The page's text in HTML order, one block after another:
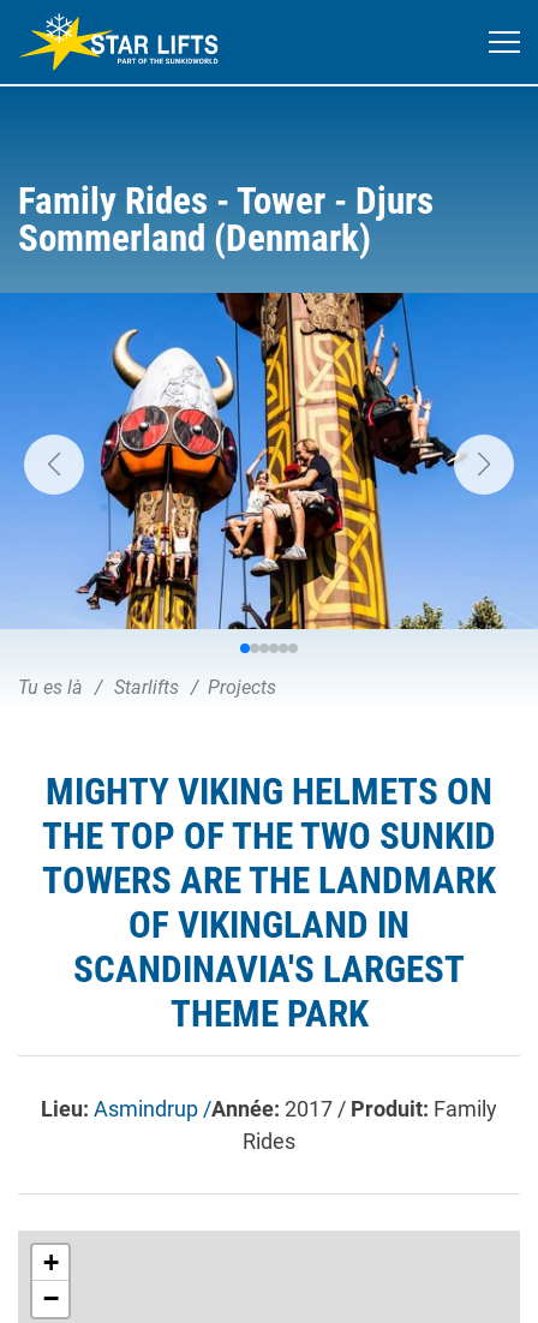
Family Rides - Tower - Djurs
Sommerland (Denmark)
Tu es là Starlifts Projects
MIGHTY VIKING HELMETS ON
THE TOP OF THE TWO SUNKID
TOWERS ARE THE LANDMARK
OF VIKINGLAND IN
SCANDINAVIA'S LARGEST
THEME PARK
Lieu: Asmindrup /Année: 2017 / Produit: Family
Rides
+
−